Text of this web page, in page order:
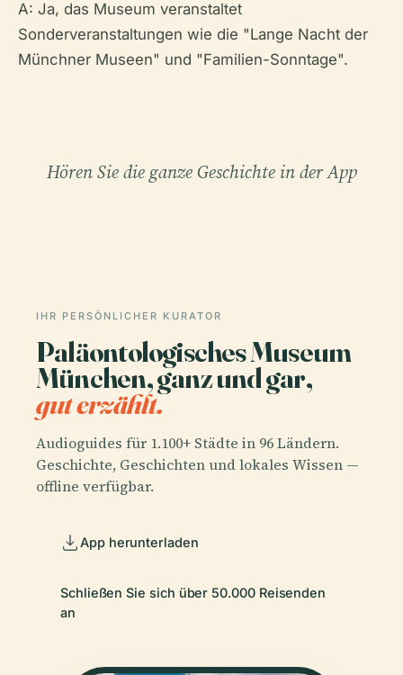
A: Ja, das Museum veranstaltet
Sonderveranstaltungen wie die "Lange Nacht der
Münchner Museen" und "Familien-Sonntage".
Hören Sie die ganze Geschichte in der App
IHR PERSÖNLICHER KURATOR
Paläontologisches Museum
München, ganz und gar,
gut erzählt.
Audioguides für 1.100+ Städte in 96 Ländern.
Geschichte, Geschichten und lokales Wissen —
offline verfügbar.
App herunterladen
Schließen Sie sich über 50.000 Reisenden
an